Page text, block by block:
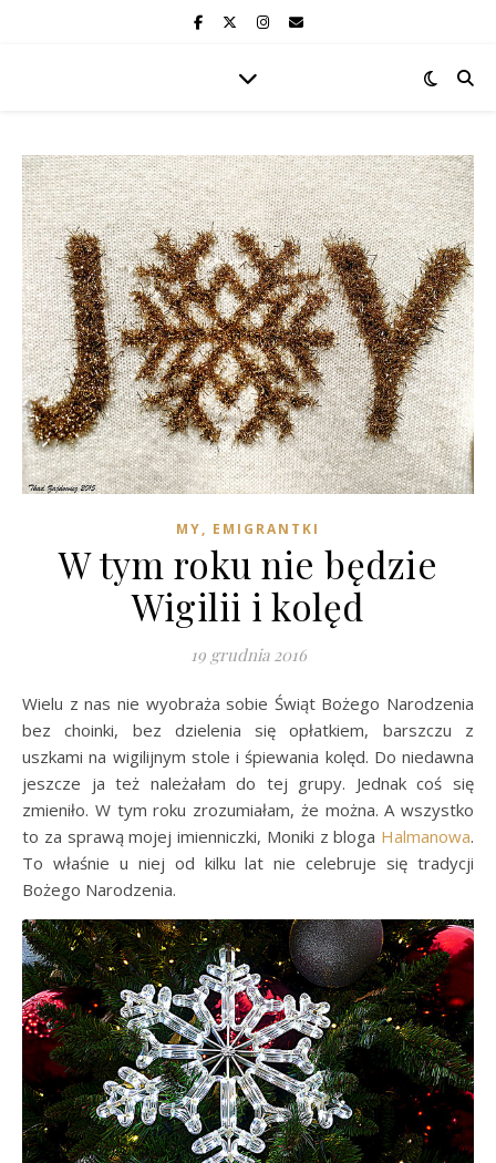
MY, EMIGRANTKI
W tym roku nie będzie
Wigilii i kolęd
19 grudnia 2016
Wielu z nas nie wyobraża sobie Świąt Bożego Narodzenia
bez choinki, bez dzielenia się opłatkiem, barszczu z
uszkami na wigilijnym stole i śpiewania kolęd. Do niedawna
jeszcze ja też należałam do tej grupy. Jednak coś się
zmieniło. W tym roku zrozumiałam, że można. A wszystko
to za sprawą mojej imienniczki, Moniki z bloga Halmanowa.
To właśnie u niej od kilku lat nie celebruje się tradycji
Bożego Narodzenia.